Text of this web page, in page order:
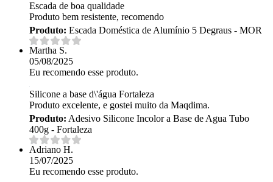
Escada de boa qualidade
Produto bem resistente, recomendo
Produto: Escada Doméstica de Alumínio 5 Degraus - MOR
Martha S.
05/08/2025
Eu recomendo esse produto.
Silicone a base d\'água Fortaleza
Produto excelente, e gostei muito da Maqdima.
Produto: Adesivo Silicone Incolor a Base de Agua Tubo
400g - Fortaleza
Adriano H.
15/07/2025
Eu recomendo esse produto.